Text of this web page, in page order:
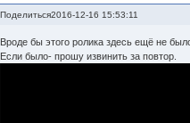
Поделиться2016-12-16 15:53:11
Вроде бы этого ролика здесь ещё не
Если было- прошу извинить за повтор.